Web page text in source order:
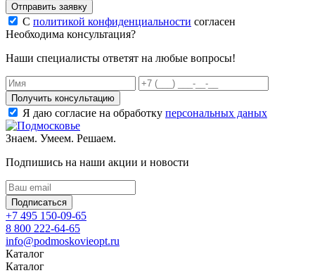
Отправить заявку
С политикой конфиденциальности согласен
Необходима консультация?
Наши специалисты ответят на любые вопросы!
Получить консультацию
Я даю согласие на обработку персональных даных
Знаем. Умеем. Решаем.
Подпишись на наши акции и новости
Подписаться
+7 495 150-09-65
8 800 222-64-65
info@podmoskovieopt.ru
Каталог
Каталог